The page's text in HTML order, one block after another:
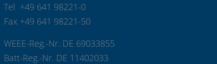
Tel +49 641 98221-0
Fax +49 641 98221-50
WEEE-Reg.-Nr. DE 69033855
Batt-Reg.-Nr. DE 11402033